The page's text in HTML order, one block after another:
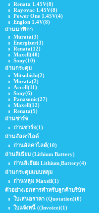
Renata 1.45V(8)
Rayovac 1.45V(8)
Power One 1.45V(4)
Engion 1.4V(8)
ถ่านนาฬิกา
Murata(3)
Energizer(3)
Renata(12)
Maxell(40)
Sony(10)
ถ่านกระดุม
Mitsubishi(2)
Murata(2)
Accell(11)
Sony(6)
Panasonic(27)
Maxell(12)
Renata(5)
ถ่านชาร์จ
ถ่านชาร์จ(1)
ถ่านอัลคาไลด์
ถ่านอัลคาไลด์(10)
ถ่านลิเธียม (Lithium Battery)
ถ่านลิเธียม Lithium ฺBattery(4)
ถ่านกระดุมแบบหลุม
ถ่านหลุม Maxell(1)
ตัวอย่างเอกสารสำหรับลูกค้าบริษัท
ใบเสนอราคา (Quotation)(0)
ใบแจ้งหนี้ ((Invoice)(1)